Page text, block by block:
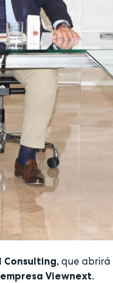
Consulting,que abrirá
Viewnext.